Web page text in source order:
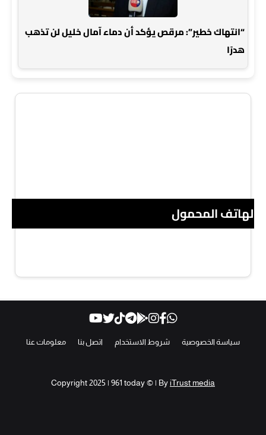
“انتهاك خطير”: مرقص يؤكد أن دماء آمال خليل لن تذهب
هدرًا
الهاتف المحمول
سياسة الخصوصية شروط الاستخدام اتصل بنا معلومات عنا
Copyright 2025 | 961 today © | By iTrust media